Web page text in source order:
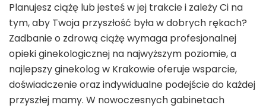
Planujesz ciążę lub jesteś w jej trakcie i zależy Ci na
tym, aby Twoja przyszłość była w dobrych rękach?
Zadbanie o zdrową ciążę wymaga profesjonalnej
opieki ginekologicznej na najwyższym poziomie, a
najlepszy ginekolog w Krakowie oferuje wsparcie,
doświadczenie oraz indywidualne podejście do każdej
przyszłej mamy. W nowoczesnych gabinetach